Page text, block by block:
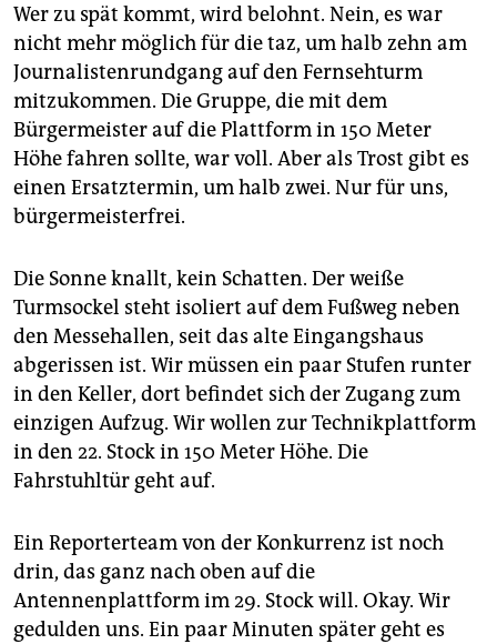
abo
genossenschaft
epaper login
Wer zu spät kommt, wird belohnt. Nein, es war
nicht mehr möglich für die taz, um halb zehn am
Journalistenrundgang auf den Fernsehturm
mitzukommen. Die Gruppe, die mit dem
Bürgermeister auf die Plattform in 150 Meter
Höhe fahren sollte, war voll. Aber als Trost gibt es
einen Ersatztermin, um halb zwei. Nur für uns,
bürgermeisterfrei.
Die Sonne knallt, kein Schatten. Der weiße
Turmsockel steht isoliert auf dem Fußweg neben
den Messehallen, seit das alte Eingangshaus
abgerissen ist. Wir müssen ein paar Stufen runter
in den Keller, dort befindet sich der Zugang zum
einzigen Aufzug. Wir wollen zur Technikplattform
in den 22. Stock in 150 Meter Höhe. Die
Fahrstuhltür geht auf.
Ein Reporterteam von der Konkurrenz ist noch
drin, das ganz nach oben auf die
Antennenplattform im 29. Stock will. Okay. Wir
gedulden uns. Ein paar Minuten später geht es